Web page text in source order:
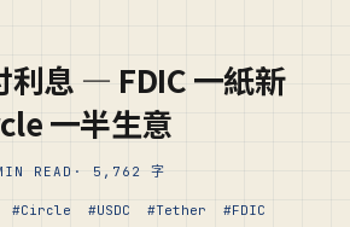
利息 — FDIC 一紙新
一半生意
READ · 5,762 字
#Circle #USDC #Tether
#FDIC